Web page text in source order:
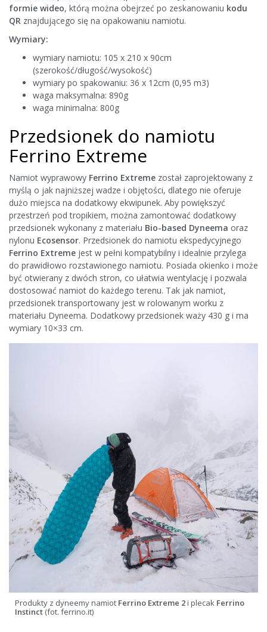
formie wideo, którą można obejrzeć po zeskanowaniu kodu
QR znajdującego się na opakowaniu namiotu.
Wymiary:
wymiary namiotu: 105 x 210 x 90cm
(szerokość/długość/wysokość)
wymiary po spakowaniu: 36 x 12cm (0,95 m3)
waga maksymalna: 890g
waga minimalna: 800g
Przedsionek do namiotu
Ferrino Extreme
Namiot wyprawowy Ferrino Extreme został zaprojektowany z
myślą o jak najniższej wadze i objętości, dlatego nie oferuje
dużo miejsca na dodatkowy ekwipunek. Aby powiększyć
przestrzeń pod tropikiem, można zamontować dodatkowy
przedsionek wykonany z materiału Bio-based Dyneema oraz
nylonu Ecosensor. Przedsionek do namiotu ekspedycyjnego
Ferrino Extreme jest w pełni kompatybilny i idealnie przylega
do prawidłowo rozstawionego namiotu. Posiada okienko i może
być otwierany z dwóch stron, co ułatwia wentylację i pozwala
dostosować namiot do każdego terenu. Tak jak namiot,
przedsionek transportowany jest w rolowanym worku z
materiału Dyneema. Dodatkowy przedsionek waży 430 g i ma
wymiary 10×33 cm.
Produkty z dyneemy namiot Ferrino Extreme 2i plecak Ferrino
Instinct (fot. ferrino.it)